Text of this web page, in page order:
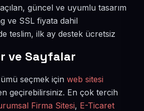
güncel ve uyumlu tasarım
ve SSL fiyata dahil
teslim, ilk ay destek ücretsiz
ve Sayfalar
seçmek için web sitesi
geçirebilirsiniz. En çok tercih
Firma Sitesi, E-Ticaret